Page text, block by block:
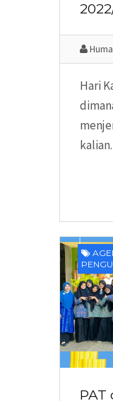
Hari
kalian.
PAT